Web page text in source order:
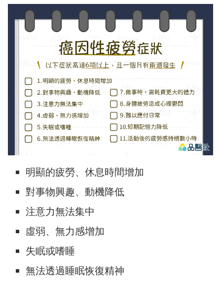
明顯的疲勞、休息時間增加
對事物興趣、動機降低
注意力無法集中
虛弱、無力感增加
失眠或嗜睡
無法透過睡眠恢復精神